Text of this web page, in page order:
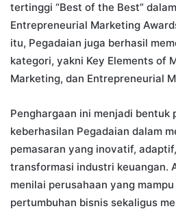
tertinggi “Best of the Best”
Entrepreneurial Marketing
itu, Pegadaian juga berhasil
kategori, yakni Key Elements of
Marketing, dan Entrepreneurial
Penghargaan ini menjadi bentuk
keberhasilan Pegadaian dalam
pemasaran yang inovatif,
transformasi industri keuangan.
menilai perusahaan yang
pertumbuhan bisnis sekaligus